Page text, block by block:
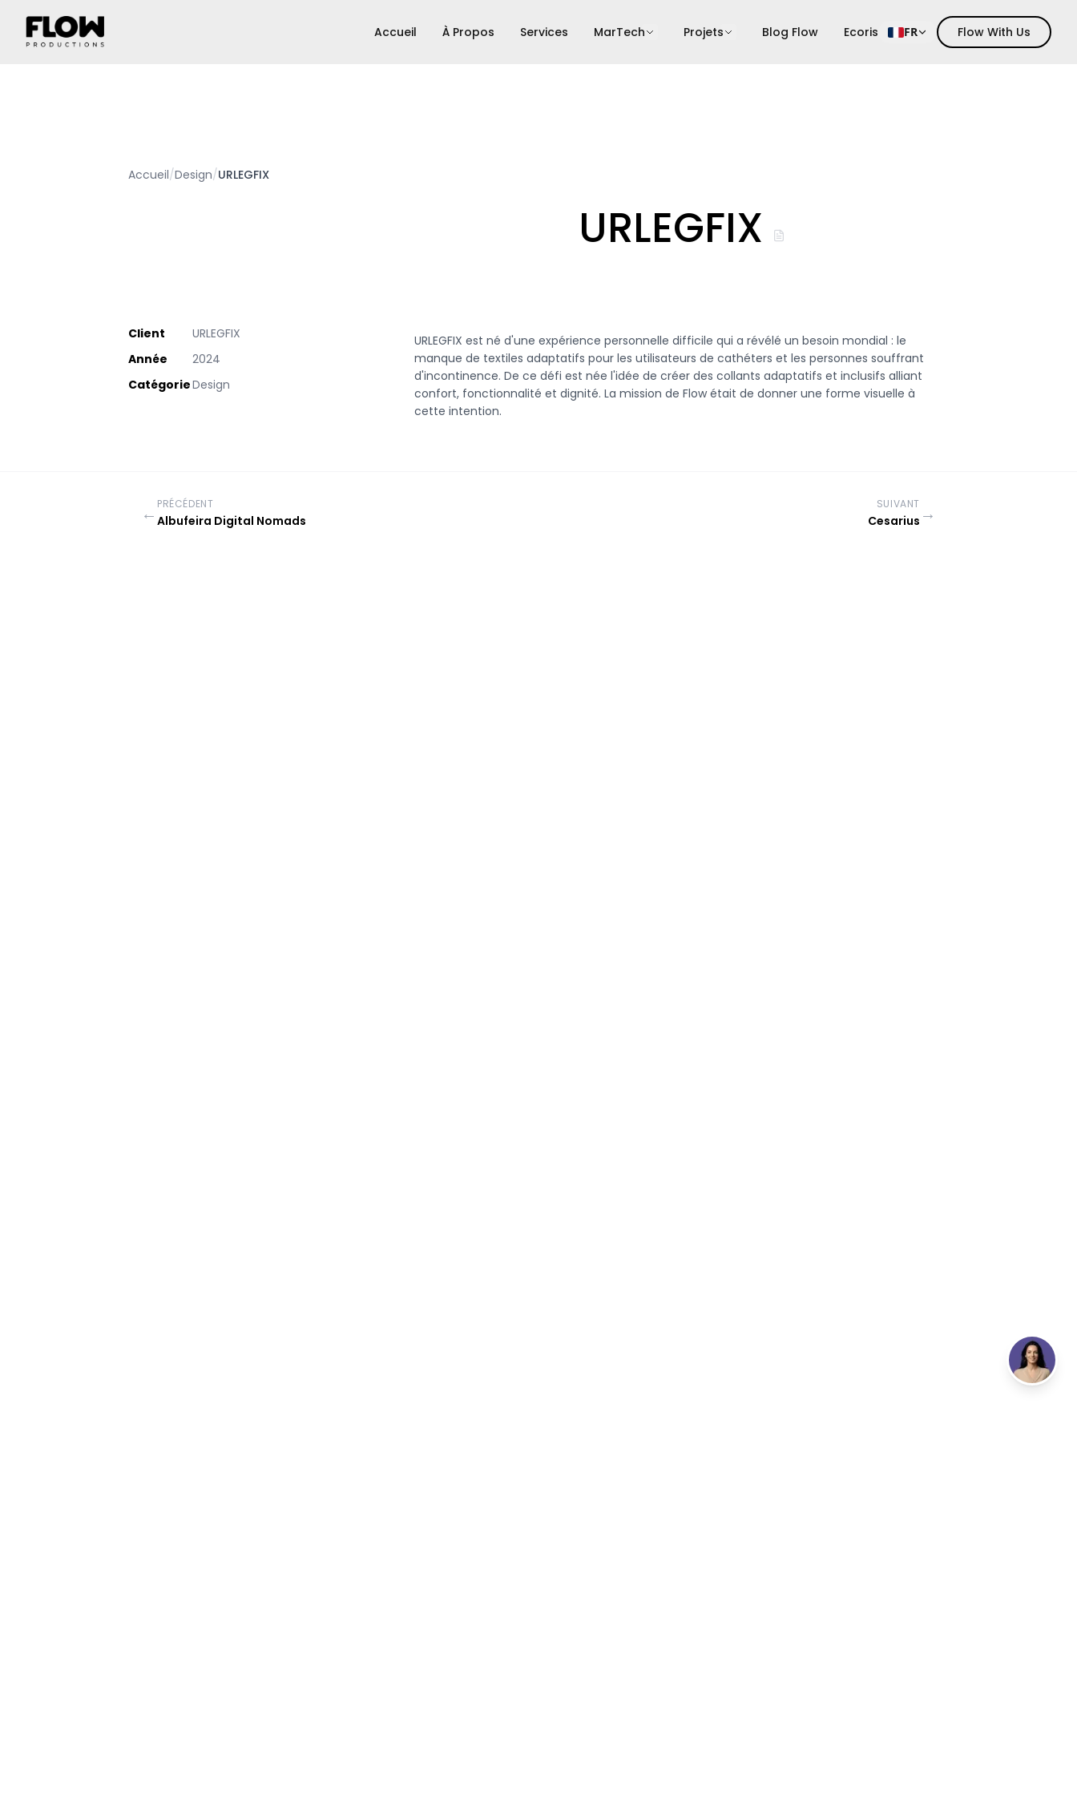
Accueil À Propos Services MarTech Projets Blog Flow Ecoris FR Flow With Us
Accueil/Design/URLEGFIX
URLEGFIX
Client
URLEGFIX
Année
2024
CatégorieDesign
URLEGFIX est né d'une expérience personnelle difficile qui a révélé un besoin mondial : le
manque de textiles adaptatifs pour les utilisateurs de cathéters et les personnes souffrant
d'incontinence. De ce défi est née l'idée de créer des collants adaptatifs et inclusifs alliant
confort, fonctionnalité et dignité. La mission de Flow était de donner une forme visuelle à
cette intention.
← PRÉCÉDENT
Albufeira Digital Nomads
SUIVANT
Cesarius →